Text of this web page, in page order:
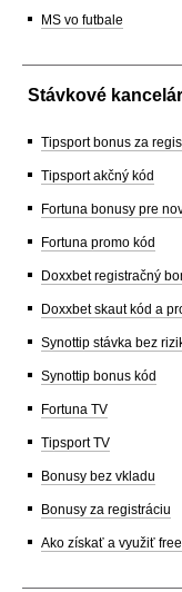
MS vo futbale
Stávkové
Tipsport bonus za
Tipsport akčný kód
Fortuna bonusy pre
Fortuna promo kód
Doxxbet registračný
Doxxbet skaut kód a
Synottip stávka bez
Synottip bonus kód
Fortuna TV
Tipsport TV
Bonusy bez vkladu
Bonusy za registráciu
Ako získať a využiť